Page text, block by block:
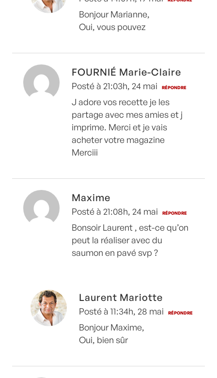
Bonjour Marianne,
Oui, vous pouvez
FOURNIÉ Marie-Claire
Posté à 21:03h, 24 mai RÉPONDRE
J adore vos recette je les
partage avec mes amies et j
imprime. Merci et je vais
acheter votre magazine
Merciii
Maxime
Posté à 21:08h, 24 mai RÉPONDRE
Bonsoir Laurent , est-ce qu’on
peut la réaliser avec du
saumon en pavé svp ?
Laurent Mariotte
Posté à 11:34h, 28 mai RÉPONDRE
Bonjour Maxime,
Oui, bien sûr